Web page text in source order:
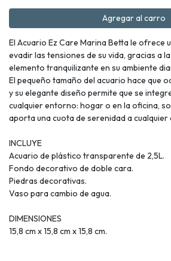
Agregar al carro
El Acuario Ez Care Marina Betta le ofrece
evadir las tensiones de su vida, gracias a
elemento tranquilizante en su ambiente
El pequeño tamaño del acuario hace que
y su elegante diseño permite que se
cualquier entorno: hogar o en la oficina,
aporta una cuota de serenidad a cualquier
INCLUYE
Acuario de plástico transparente de 2,5L.
Fondo decorativo de doble cara.
Piedras decorativas.
Vaso para cambio de agua.
DIMENSIONES
15,8 cm x 15,8 cm x 15,8 cm.